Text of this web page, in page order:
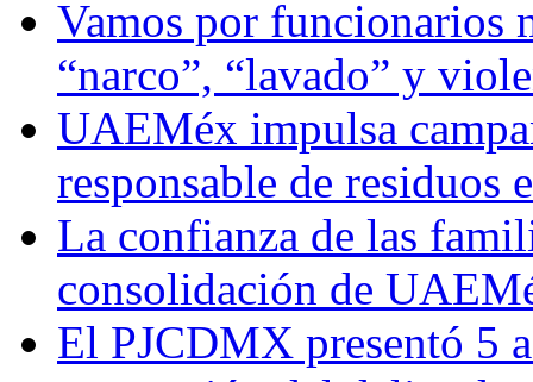
Vamos por funcionarios
“narco”, “lavado” y
UAEMéx impulsa
responsable de residuos
La confianza de las
consolidación de
El PJCDMX presentó 5